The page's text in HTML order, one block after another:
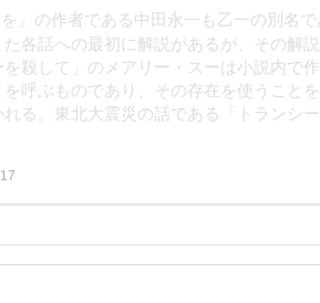
」の作者である中田永一も乙一の別名で
各話への最初に解説があるが、その解
殺して」のメアリー・スーは小説内で
呼ぶものであり、その存在を使うこと
る。東北大震災の話である「トランシー